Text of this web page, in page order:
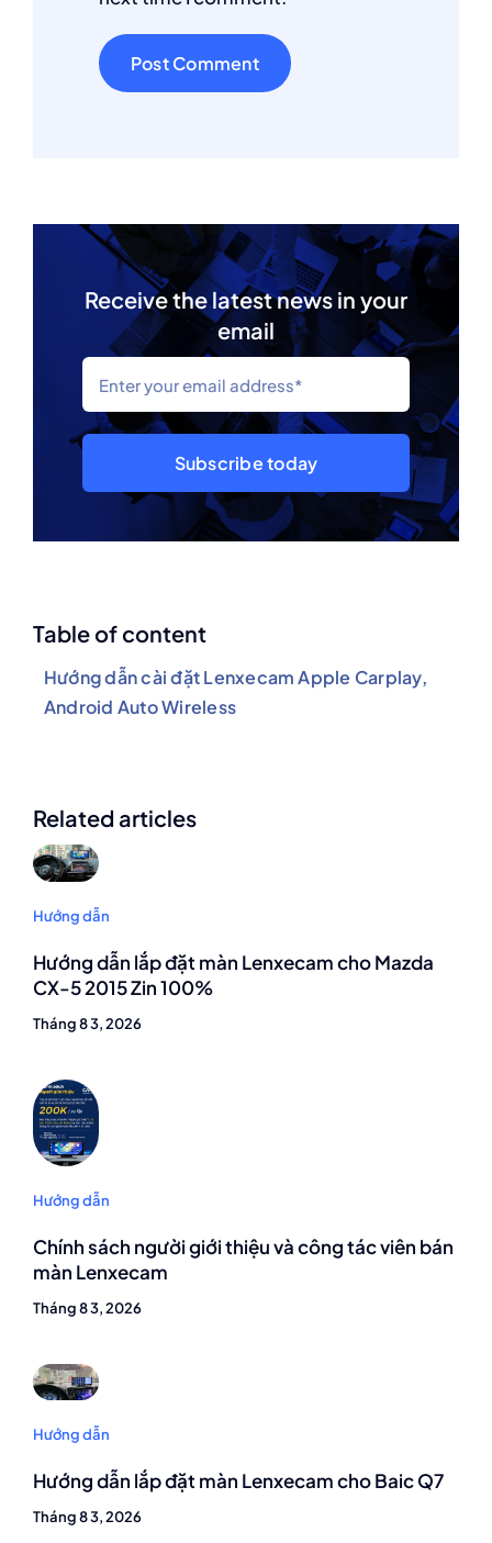
Receive the latest news in your
email
Subscribe today
Table of content
Hướng dẫn cài đặt Lenxecam Apple Carplay,
Android Auto Wireless
Related articles
Hướng dẫn
Hướng dẫn lắp đặt màn Lenxecam cho Mazda
CX-5 2015 Zin 100%
Tháng 8 3, 2026
Hướng dẫn
Chính sách người giới thiệu và công tác viên bán
màn Lenxecam
Tháng 8 3, 2026
Hướng dẫn
Hướng dẫn lắp đặt màn Lenxecam cho Baic Q7
Tháng 8 3, 2026